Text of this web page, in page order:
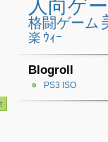
人向ゲ
格闘ゲーム
楽 ｳｨｰ
Blogroll
PS3 ISO